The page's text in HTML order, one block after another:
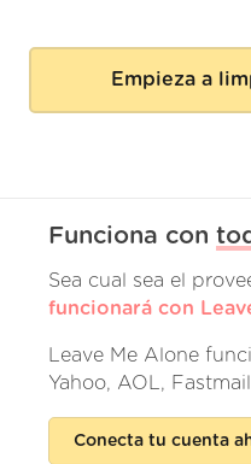
Empieza a
Funciona con
Sea cual sea el
funcionará con
Leave Me Alone
Yahoo, AOL,
Conecta tu cuenta